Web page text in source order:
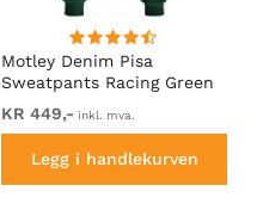
Motley Denim Pisa
Sweatpants Racing Green
KR 449,- inkl. mva.
Legg i handlekurven